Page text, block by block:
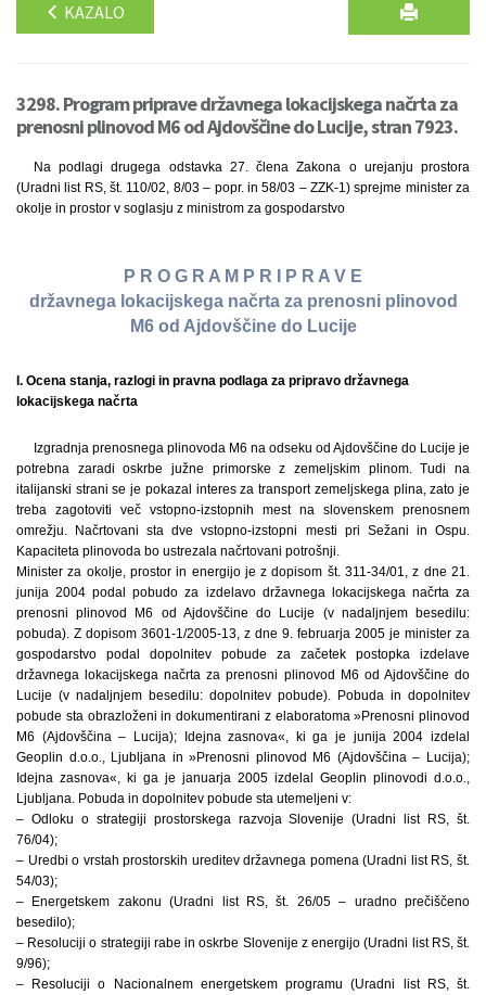
KAZALO
3298. Program priprave državnega lokacijskega načrta za
prenosni plinovod M6 od Ajdovščine do Lucije, stran 7923.
Na podlagi drugega odstavka 27. člena Zakona o urejanju prostora
(Uradni list RS, št. 110/02, 8/03 – popr. in 58/03 – ZZK-1) sprejme minister za
okolje in prostor v soglasju z ministrom za gospodarstvo
P R O G R A M P R I P R A V E
državnega lokacijskega načrta za prenosni plinovod
M6 od Ajdovščine do Lucije
I. Ocena stanja, razlogi in pravna podlaga za pripravo državnega
lokacijskega načrta
Izgradnja prenosnega plinovoda M6 na odseku od Ajdovščine do Lucije je
potrebna zaradi oskrbe južne primorske z zemeljskim plinom. Tudi na
italijanski strani se je pokazal interes za transport zemeljskega plina, zato je
treba zagotoviti več vstopno-izstopnih mest na slovenskem prenosnem
omrežju. Načrtovani sta dve vstopno-izstopni mesti pri Sežani in Ospu.
Kapaciteta plinovoda bo ustrezala načrtovani potrošnji.
Minister za okolje, prostor in energijo je z dopisom št. 311-34/01, z dne 21.
junija 2004 podal pobudo za izdelavo državnega lokacijskega načrta za
prenosni plinovod M6 od Ajdovščine do Lucije (v nadaljnjem besedilu:
pobuda). Z dopisom 3601-1/2005-13, z dne 9. februarja 2005 je minister za
gospodarstvo podal dopolnitev pobude za začetek postopka izdelave
državnega lokacijskega načrta za prenosni plinovod M6 od Ajdovščine do
Lucije (v nadaljnjem besedilu: dopolnitev pobude). Pobuda in dopolnitev
pobude sta obrazloženi in dokumentirani z elaboratoma »Prenosni plinovod
M6 (Ajdovščina – Lucija); Idejna zasnova«, ki ga je junija 2004 izdelal
Geoplin d.o.o., Ljubljana in »Prenosni plinovod M6 (Ajdovščina – Lucija);
Idejna zasnova«, ki ga je januarja 2005 izdelal Geoplin plinovodi d.o.o.,
Ljubljana. Pobuda in dopolnitev pobude sta utemeljeni v:
– Odloku o strategiji prostorskega razvoja Slovenije (Uradni list RS, št.
76/04);
– Uredbi o vrstah prostorskih ureditev državnega pomena (Uradni list RS, št.
54/03);
– Energetskem zakonu (Uradni list RS, št. 26/05 – uradno prečiščeno
besedilo);
– Resoluciji o strategiji rabe in oskrbe Slovenije z energijo (Uradni list RS, št.
9/96);
– Resoluciji o Nacionalnem energetskem programu (Uradni list RS, št.